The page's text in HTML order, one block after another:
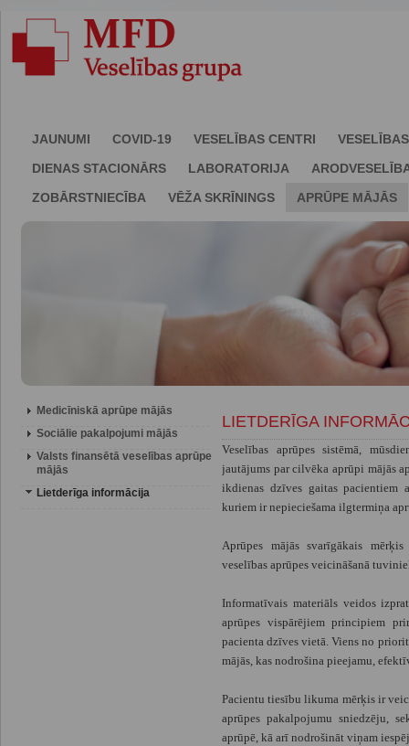
JAUNUMI COVID-19 VESELĪBAS CENTRI
DIENAS STACIONĀRS
LABORATORIJA
ZOBĀRSTNIECĪBA
VĒŽA SKRĪNINGS APRŪPE MĀJĀS
Medicīniskā aprūpe mājās
Sociālie pakalpojumi mājās
Valsts finansētā veselības aprūpe
mājās
Lietderīga informācija
LIETDERĪGA
Veselības aprūpes sistēmā,
jautājums par cilvēka aprūpi mājās
ikdienas dzīves gaitas pacientiem
kuriem ir nepieciešama ilgtermiņa
Aprūpes mājās svarīgākais
veselības aprūpes veicināšanā
Informatīvais materiāls veidos
aprūpes vispārējiem principiem
pacienta dzīves vietā. Viens no
mājās, kas nodrošina pieejamu,
Pacientu tiesību likuma mērķis ir
aprūpes pakalpojumu sniedzēju,
aprūpē, kā arī nodrošināt viņam